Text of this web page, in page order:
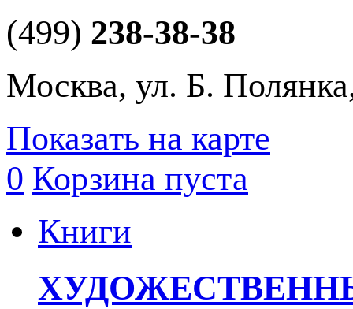
(499) 238-38-38
Москва, ул. Б.
Показать на карте
0 Корзина пуста
Книги